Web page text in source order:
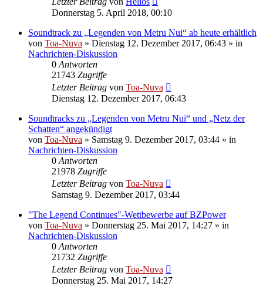
Donnerstag 5. April 2018, 00:10
Soundtrack zu „Legenden von Metru Nui“ ab heute erhältlich
von Toa-Nuva » Dienstag 12. Dezember 2017, 06:43 » in
Nachrichten-Diskussion
0 Antworten
21743 Zugriffe
Letzter Beitrag von Toa-Nuva
Dienstag 12. Dezember 2017, 06:43
Soundtracks zu „Legenden von Metru Nui“ und „Netz der
Schatten“ angekündigt
von Toa-Nuva » Samstag 9. Dezember 2017, 03:44 » in
Nachrichten-Diskussion
0 Antworten
21978 Zugriffe
Letzter Beitrag von Toa-Nuva
Samstag 9. Dezember 2017, 03:44
"The Legend Continues"-Wettbewerbe auf BZPower
von Toa-Nuva » Donnerstag 25. Mai 2017, 14:27 » in
Nachrichten-Diskussion
0 Antworten
21732 Zugriffe
Letzter Beitrag von Toa-Nuva
Donnerstag 25. Mai 2017, 14:27